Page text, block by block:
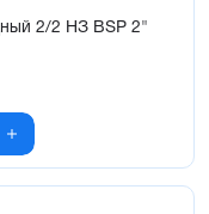
2/2 НЗ BSP 2"